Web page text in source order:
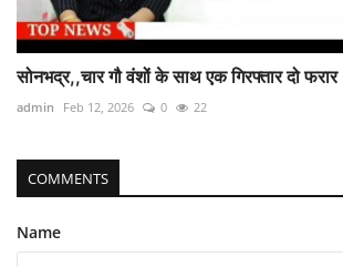
सोनभद्र,,चार गौ वंशों के साथ एक गिरफ्तार दो फरार
admin Feb 12, 2026 0 22
COMMENTS
Name